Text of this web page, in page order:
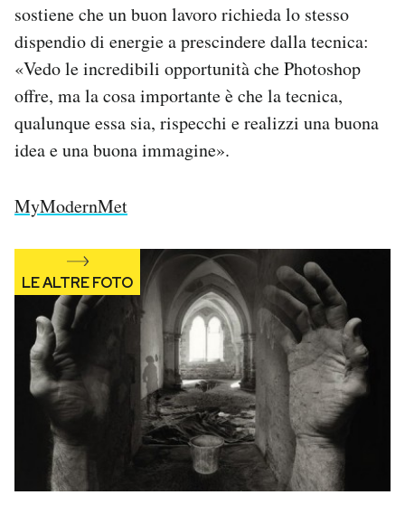
sostiene che un buon lavoro richieda lo stesso
dispendio di energie a prescindere dalla tecnica:
«Vedo le incredibili opportunità che Photoshop
offre, ma la cosa importante è che la tecnica,
qualunque essa sia, rispecchi e realizzi una buona
idea e una buona immagine».
MyModernMet